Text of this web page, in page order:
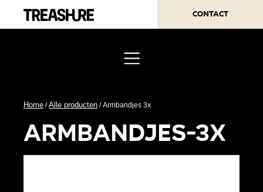
Contact
Home /Alle producten / Armbandjes 3x
armbandjes-3x